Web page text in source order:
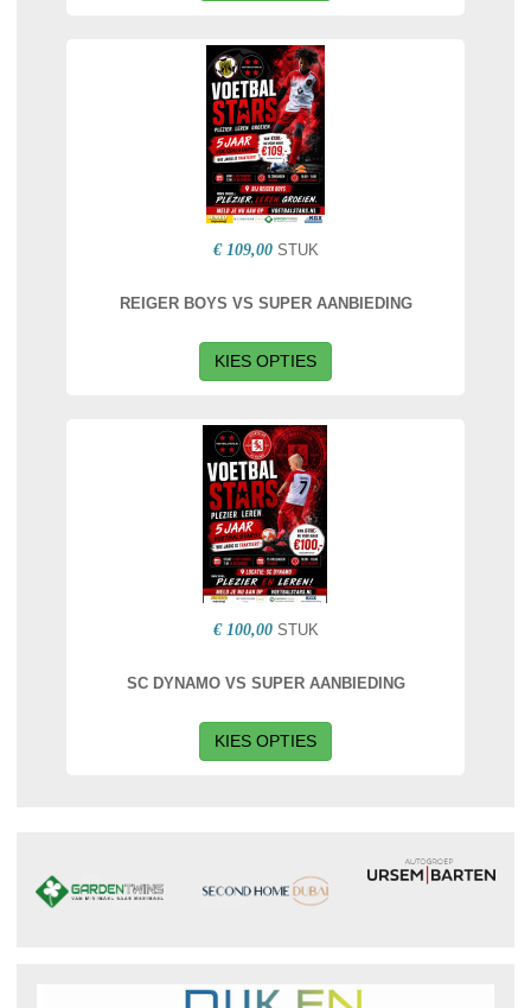
€ 109,00 STUK
REIGER BOYS VS SUPER AANBIEDING
KIES OPTIES
€ 100,00 STUK
SC DYNAMO VS SUPER AANBIEDING
KIES OPTIES